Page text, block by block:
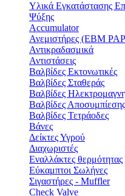
Υλικά Εγκατάστασης
Ψύξης
Accumulator
Ανεμιστήρες (ΕΒΜ
Αντικραδασμικά
Αντιστάσεις
Βαλβίδες Εκτονωτικές
Βαλβίδες Σταθεράς
Βαλβίδες
Βαλβίδες Αποσυμπίεσης
Βαλβίδες Τετράοδες
Βάνες
Δείκτες Υγρού
Διαχωριστές
Εναλλάκτες θερμότητας
Εύκαμπτοι Σωλήνες
Σιγαστήρες - Muffler
Check Valve